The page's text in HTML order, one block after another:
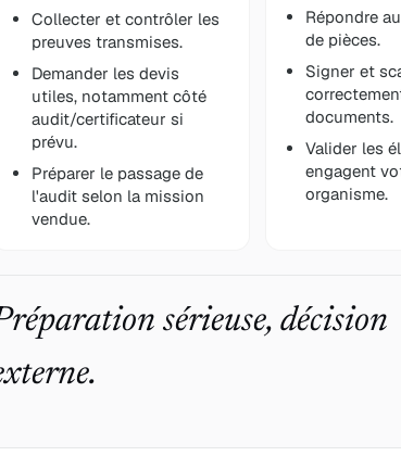
Collecter et contrôler les
preuves transmises.
Demander les devis
utiles, notamment côté
audit/certificateur si
prévu.
Préparer le passage de
l'audit selon la mission
vendue.
Répondre
de pièces.
Signer et
documents.
Valider les
engagent
organisme.
sérieuse, décision